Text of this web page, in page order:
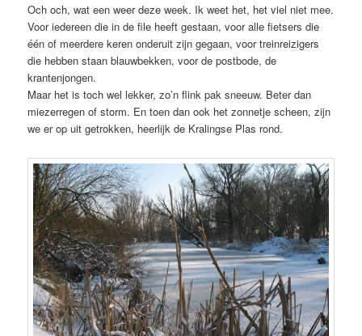
Och och, wat een weer deze week. Ik weet het, het viel niet mee.
Voor iedereen die in de file heeft gestaan, voor alle fietsers die
één of meerdere keren onderuit zijn gegaan, voor treinreizigers
die hebben staan blauwbekken, voor de postbode, de
krantenjongen.
Maar het is toch wel lekker, zo’n flink pak sneeuw. Beter dan
miezerregen of storm. En toen dan ook het zonnetje scheen, zijn
we er op uit getrokken, heerlijk de Kralingse Plas rond.